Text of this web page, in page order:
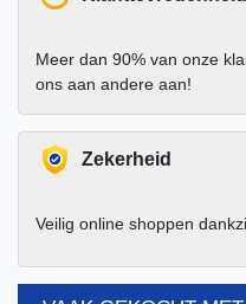
Meer dan 90% van onze
ons aan andere aan!
Zekerheid
Veilig online shoppen